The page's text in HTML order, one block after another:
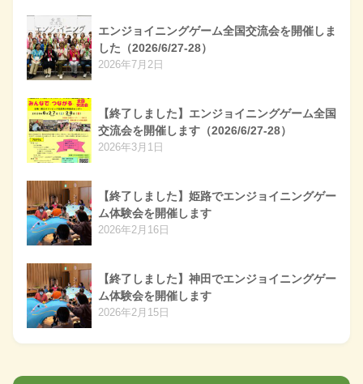
エンジョイニングゲーム全国交流会を開催しま
した（2026/6/27-28）
2026年7月2日
【終了しました】エンジョイニングゲーム全国
交流会を開催します（2026/6/27-28）
2026年3月1日
【終了しました】姫路でエンジョイニングゲー
ム体験会を開催します
2026年2月16日
【終了しました】神田でエンジョイニングゲー
ム体験会を開催します
2026年2月15日